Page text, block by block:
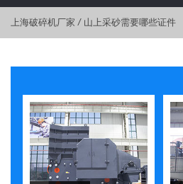
上海破碎机厂家 / 山上采砂需要哪些证件